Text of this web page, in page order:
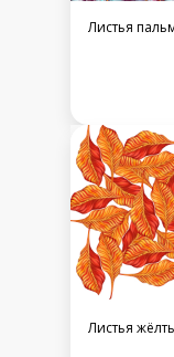
Листья
Листья